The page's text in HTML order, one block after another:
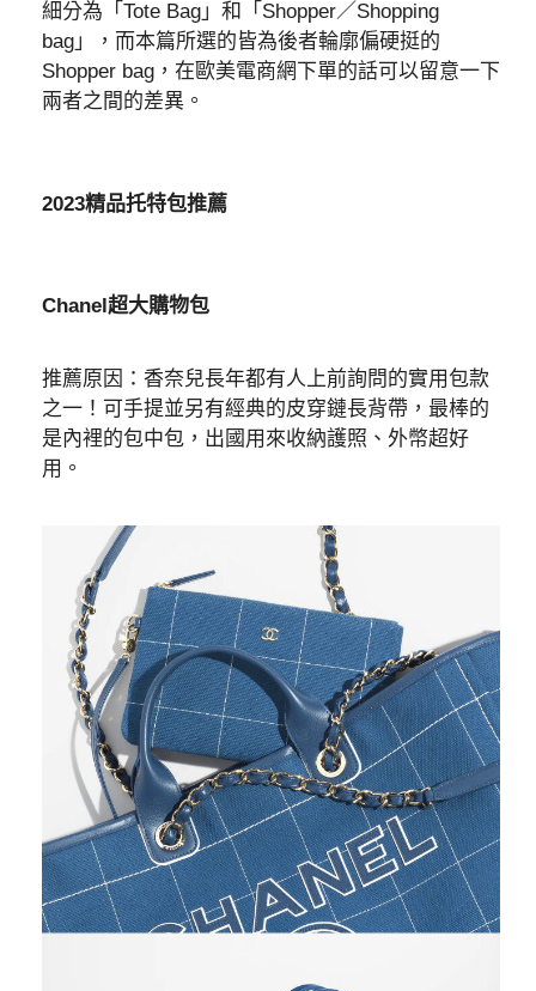
細分為「Tote Bag」和「Shopper／Shopping
bag」，而本篇所選的皆為後者輪廓偏硬挺的
Shopper bag，在歐美電商網下單的話可以留意一下
兩者之間的差異。
2023精品托特包推薦
Chanel超大購物包
推薦原因：香奈兒長年都有人上前詢問的實用包款
之一！可手提並另有經典的皮穿鏈長背帶，最棒的
是內裡的包中包，出國用來收納護照、外幣超好
用。